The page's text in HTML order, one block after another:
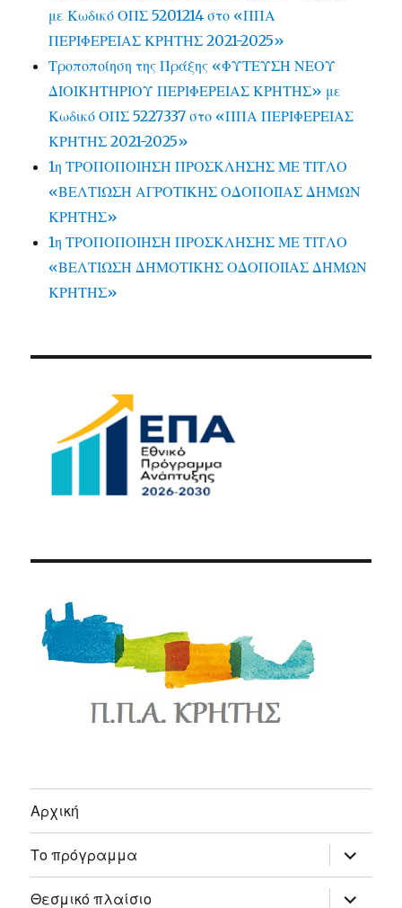
με Κωδικό ΟΠΣ 5201214 στο «ΠΠΑ
ΠΕΡΙΦΕΡΕΙΑΣ ΚΡΗΤΗΣ 2021-2025»
Τροποποίηση της Πράξης «ΦΥΤΕΥΣΗ ΝΕΟΥ
ΔΙΟΙΚΗΤΗΡΙΟΥ ΠΕΡΙΦΕΡΕΙΑΣ ΚΡΗΤΗΣ» με
Κωδικό ΟΠΣ 5227337 στο «ΠΠΑ ΠΕΡΙΦΕΡΕΙΑΣ
ΚΡΗΤΗΣ 2021-2025»
1η ΤΡΟΠΟΠΟΙΗΣΗ ΠΡΟΣΚΛΗΣΗΣ ΜΕ ΤΙΤΛΟ
«ΒΕΛΤΙΩΣΗ ΑΓΡΟΤΙΚΗΣ ΟΔΟΠΟΙΙΑΣ ΔΗΜΩΝ
ΚΡΗΤΗΣ»
1η ΤΡΟΠΟΠΟΙΗΣΗ ΠΡΟΣΚΛΗΣΗΣ ΜΕ ΤΙΤΛΟ
«ΒΕΛΤΙΩΣΗ ΔΗΜΟΤΙΚΗΣ ΟΔΟΠΟΙΙΑΣ ΔΗΜΩΝ
ΚΡΗΤΗΣ»
Αρχική
Το πρόγραμμα
expand
child
menu
Θεσμικό πλαίσιο
expand